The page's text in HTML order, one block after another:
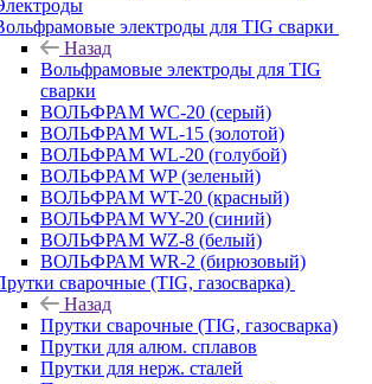
электроды для TIG сварки
Назад
Вольфрамовые электроды для TIG
сварки
ВОЛЬФРАМ WC-20 (серый)
ВОЛЬФРАМ WL-15 (золотой)
ВОЛЬФРАМ WL-20 (голубой)
ВОЛЬФРАМ WP (зеленый)
ВОЛЬФРАМ WT-20 (красный)
ВОЛЬФРАМ WY-20 (синий)
ВОЛЬФРАМ WZ-8 (белый)
ВОЛЬФРАМ WR-2 (бирюзовый)
сварочные (TIG, газосварка)
Назад
Прутки сварочные (TIG, газосварка)
Прутки для алюм. сплавов
Прутки для нерж. сталей